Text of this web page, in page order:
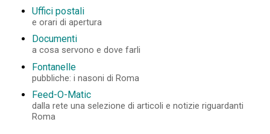
Uffici postali
e orari di apertura
Documenti
a cosa servono e dove farli
Fontanelle
pubbliche: i nasoni di Roma
Feed-O-Matic
dalla rete una selezione di articoli e notizie riguardanti
Roma